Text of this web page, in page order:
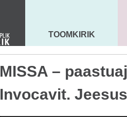
MAARJA KIRIK
TOOMKIRIK
MISSA –
Invocavit.